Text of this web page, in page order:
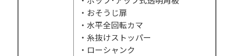
・おそうじ扉
・水平全回転カマ
・糸抜けストッパー
・ローシャンク